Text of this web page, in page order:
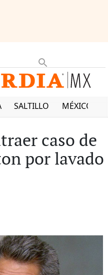
SALTILLO MÉXICO
caso de
por lavado